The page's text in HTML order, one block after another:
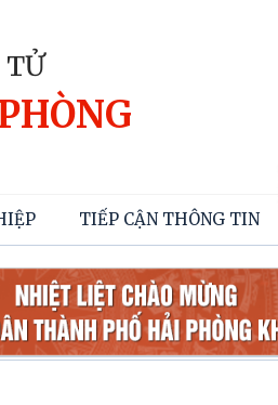
TỬ
TIẾP CẬN THÔNG TIN